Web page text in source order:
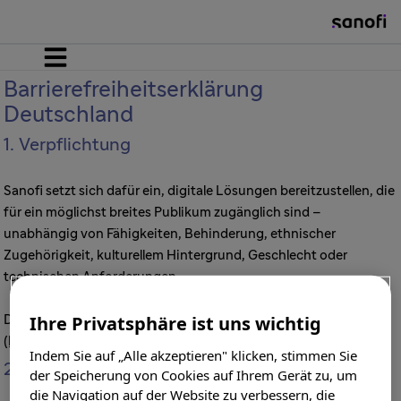
Home
Kinder
Erkrankungen
Barrierefreiheitserklärung
Deutschland
1. Verpflichtung
Sanofi setzt sich dafür ein, digitale Lösungen bereitzustellen, die
für ein möglichst breites Publikum zugänglich sind –
unabhängig von Fähigkeiten, Behinderung, ethnischer
Zugehörigkeit, kulturellem Hintergrund, Geschlecht oder
technischen Anforderungen.
Diese Erklärung zur Barrierefreiheit gilt für Sanofi
(https://impfen.sanofi.de
2. Konformitätsstatus
Ihre Privatsphäre ist uns wichtig
Indem Sie auf „Alle akzeptieren" klicken, stimmen Sie
der Speicherung von Cookies auf Ihrem Gerät zu, um
die Navigation auf der Website zu verbessern, die